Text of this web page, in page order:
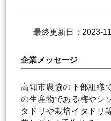
最終更新日：2023-
企業メッセージ
高知市農協の下部組織
の生産物である梅やシ
タドリや栽培イタドリ